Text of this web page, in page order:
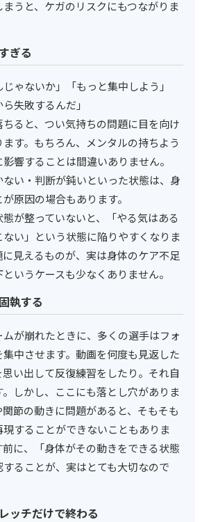
うと、ケガのリスクにもつながりま
ぎる
じゃないか」「もっと集中しよう」
失敗するんだ」
ると、つい気持ちの問題に目を向け
す。もちろん、メンタルの持ちよう
響することは間違いありません。
ない・判断が鈍いといった状態は、身
原因の場合もあります。
が整っていないと、「やる気はある
い」という状態に陥りやすくなりま
見えるものが、実は身体のケア不足
いうケースも少なくありません。
執する
が崩れたときに、多くの選手はフォ
中させます。動画を何度も見返した
い出して反復練習をしたり。それ自
しかし、ここにも落とし穴がありま
節の動きに問題があると、そもそも
することができないこともありま
に、「身体がその動きをできる状態
ることが、実はとても大切なので
ッチだけで終わる